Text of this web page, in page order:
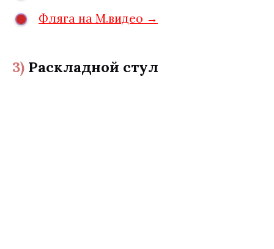
Фляга на М.видео →
3) Раскладной стул